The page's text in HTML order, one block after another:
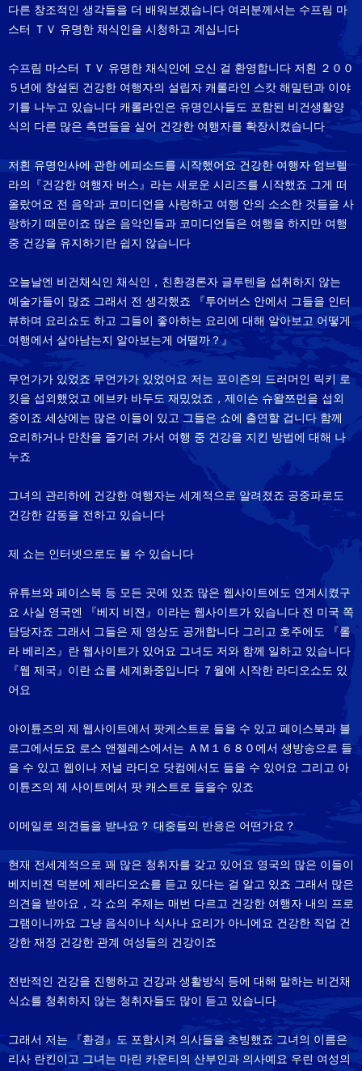
다른 창조적인 생각들을 더 배워보겠습니다 여러분께서는 수프림 마
스터 ＴＶ 유명한 채식인을 시청하고 계십니다
수프림 마스터 ＴＶ 유명한 채식인에 오신 걸 환영합니다 저흰 ２００
５년에 창설된 건강한 여행자의 설립자 캐롤라인 스캇 해밀턴과 이야
기를 나누고 있습니다 캐롤라인은 유명인사들도 포함된 비건생활양
식의 다른 많은 측면들을 실어 건강한 여행자를 확장시켰습니다
저흰 유명인사에 관한 에피소드를 시작했어요 건강한 여행자 엄브렐
라의『건강한 여행자 버스』라는 새로운 시리즈를 시작했죠 그게 떠
올랐어요 전 음악과 코미디언을 사랑하고 여행 안의 소소한 것들을 사
랑하기 때문이죠 많은 음악인들과 코미디언들은 여행을 하지만 여행
중 건강을 유지하기란 쉽지 않습니다
오늘날엔 비건채식인 채식인，친환경론자 글루텐을 섭취하지 않는
예술가들이 많죠 그래서 전 생각했죠 『투어버스 안에서 그들을 인터
뷰하며 요리쇼도 하고 그들이 좋아하는 요리에 대해 알아보고 어떻게
여행에서 살아남는지 알아보는게 어떨까？』
무언가가 있었죠 무언가가 있었어요 저는 포이즌의 드러머인 릭키 로
킷을 섭외했었고 에브카 바두도 재밌었죠，제이슨 슈왈쯔먼을 섭외
중이죠 세상에는 많은 이들이 있고 그들은 쇼에 출연할 겁니다 함께
요리하거나 만찬을 즐기러 가서 여행 중 건강을 지킨 방법에 대해 나
누죠
그녀의 관리하에 건강한 여행자는 세계적으로 알려졌죠 공중파로도
건강한 감동을 전하고 있습니다
제 쇼는 인터넷으로도 볼 수 있습니다
유튜브와 페이스북 등 모든 곳에 있죠 많은 웹사이트에도 연계시켰구
요 사실 영국엔 『베지 비젼』이라는 웹사이트가 있습니다 전 미국 쪽
담당자죠 그래서 그들은 제 영상도 공개합니다 그리고 호주에도 『롤
라 베리즈』란 웹사이트가 있어요 그녀도 저와 함께 일하고 있습니다
『웹 제국』이란 쇼를 세계화중입니다 ７월에 시작한 라디오쇼도 있
어요
아이튠즈의 제 웹사이트에서 팟케스트로 들을 수 있고 페이스북과 블
로그에서도요 로스 앤젤레스에서는 ＡＭ１６８０에서 생방송으로 들
을 수 있고 웹이나 저널 라디오 닷컴에서도 들을 수 있어요 그리고 아
이튠즈의 제 사이트에서 팟 캐스트로 들을수 있죠
이메일로 의견들을 받나요？ 대중들의 반응은 어떤가요？
현재 전세계적으로 꽤 많은 청취자를 갖고 있어요 영국의 많은 이들이
베지비젼 덕분에 제라디오쇼를 듣고 있다는 걸 알고 있죠 그래서 많은
의견을 받아요，각 쇼의 주제는 매번 다르고 건강한 여행자 내의 프로
그램이니까요 그냥 음식이나 식사나 요리가 아니에요 건강한 직업 건
강한 재정 건강한 관계 여성들의 건강이죠
전반적인 건강을 진행하고 건강과 생활방식 등에 대해 말하는 비건채
식쇼를 청취하지 않는 청취자들도 많이 듣고 있습니다
그래서 저는 『환경』도 포함시켜 의사들을 초빙했죠 그녀의 이름은
리사 란킨이고 그녀는 마린 카운티의 산부인과 의사예요 우린 여성의